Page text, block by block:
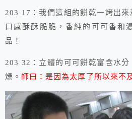
203 17：我們這組的餅乾一烤出來
口感酥酥脆脆，香純的可可香和
品！
203 32：立體的可可餅乾富含水
燥。 師曰：是因為太厚了所以來不